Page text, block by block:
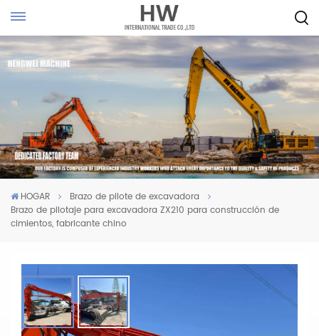
HOGAR
Brazo de pilote de excavadora
Brazo de pilotaje para excavadora ZX210 para construcción de
cimientos, fabricante chino